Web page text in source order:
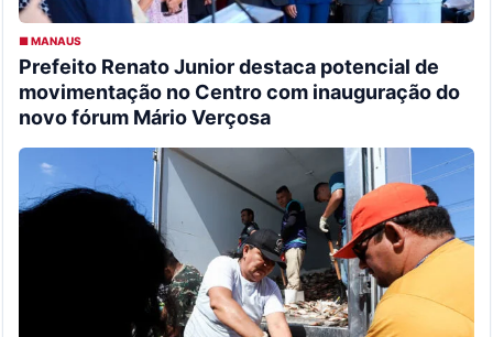
■ MANAUS
Prefeito Renato Junior destaca potencial de
movimentação no Centro com inauguração do
novo fórum Mário Verçosa